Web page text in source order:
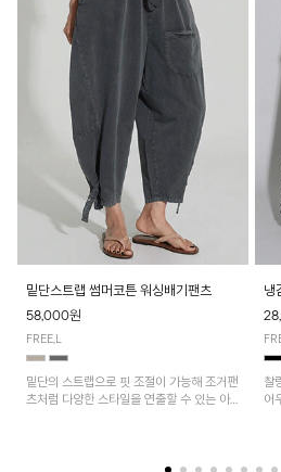
밑단스트랩 썸머코튼 워싱배기팬츠
58,000원
FREE,L
밑단의 스트랩으로 핏 조절이 가능해 조거팬
츠처럼 다양한 스타일을 연출할 수 있는 아
냉
찰
어